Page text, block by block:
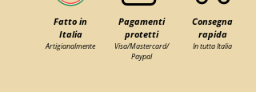
Fatto in
Italia
Artigianalmente
Pagamenti
protetti
Visa/Mastercard/
Paypal
Consegna
rapida
In tutta Italia